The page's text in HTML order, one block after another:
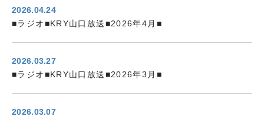
2026.04.24
■ラジオ■KRY山口放送■2026年4月■
2026.03.27
■ラジオ■KRY山口放送■2026年3月■
2026.03.07